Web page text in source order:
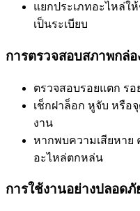
แยกประเภทอะไหล่ใ
เป็นระเบียบ
การตรวจสอบสภาพกล่อ
ตรวจสอบรอยแตก ร
เช็กฝาล็อก หูจับ หรือ
งาน
หากพบความเสียหาย
อะไหล่ตกหล่น
การใช้งานอย่างปลอดภั